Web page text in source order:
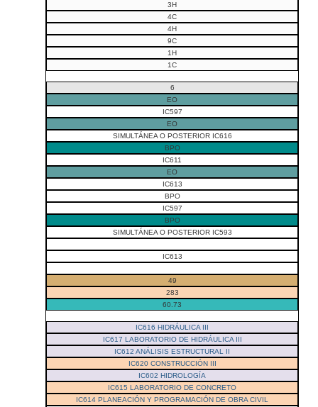
3H
4C
4H
9C
1H
1C
6
EO
IC597
EO
SIMULTÁNEA O POSTERIOR IC616
BPO
IC611
EO
IC613
BPO
IC597
BPO
SIMULTÁNEA O POSTERIOR IC593
IC613
49
283
60.73
IC616 HIDRÁULICA III
IC617 LABORATORIO DE HIDRÁULICA III
IC612 ANÁLISIS ESTRUCTURAL II
IC620 CONSTRUCCIÓN III
IC602 HIDROLOGÍA
IC615 LABORATORIO DE CONCRETO
IC614 PLANEACIÓN Y PROGRAMACIÓN DE OBRA CIVIL